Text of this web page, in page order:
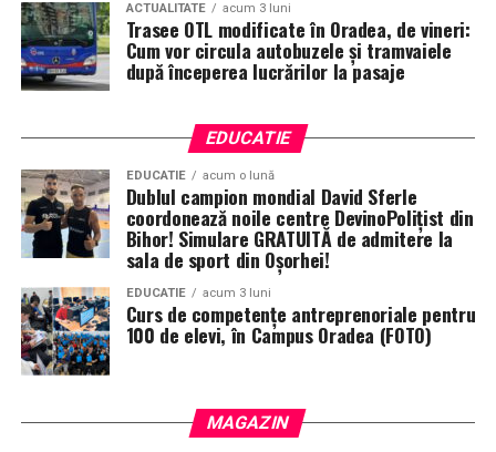
ACTUALITATE acum 3 luni
Trasee OTL modificate în Oradea, de vineri:
Cum vor circula autobuzele și tramvaiele
după începerea lucrărilor la pasaje
EDUCATIE
EDUCATIE acum o lună
Dublul campion mondial David Sferle
coordonează noile centre DevinoPolițist din
Bihor! Simulare GRATUITĂ de admitere la
sala de sport din Oșorhei!
EDUCATIE acum 3 luni
Curs de competențe antreprenoriale pentru
100 de elevi, în Campus Oradea (FOTO)
MAGAZIN